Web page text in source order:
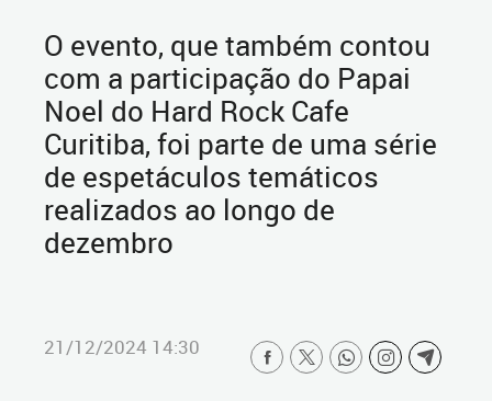
O evento, que também contou
com a participação do Papai
Noel do Hard Rock Cafe
Curitiba, foi parte de uma série
de espetáculos temáticos
realizados ao longo de
dezembro
21/12/2024 14:30